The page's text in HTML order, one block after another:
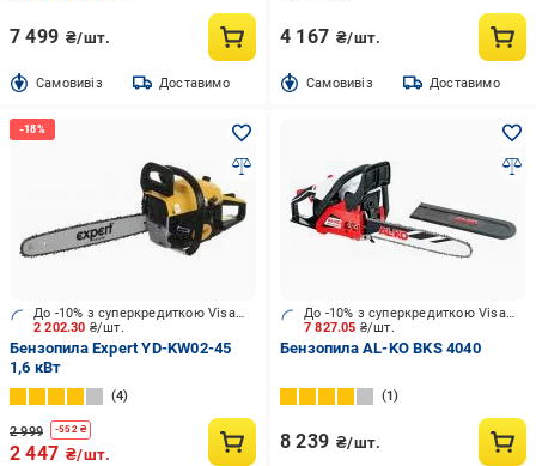
7 499 ₴/шт.
Cамовивіз Доставимо
4 167 ₴/шт.
Cамовивіз Доставимо
2 202.30 ₴/шт.
До -10% з суперкредиткою Visa Вигода
Бензопила Expert YD-KW02-45
1,6 кВт
4
2 999 -552₴
2 447 ₴/шт.
7 827.05 ₴/шт.
До -10% з суперкредиткою Visa Вигода
Бензопила AL-KO BKS 4040
1
8 239 ₴/шт.